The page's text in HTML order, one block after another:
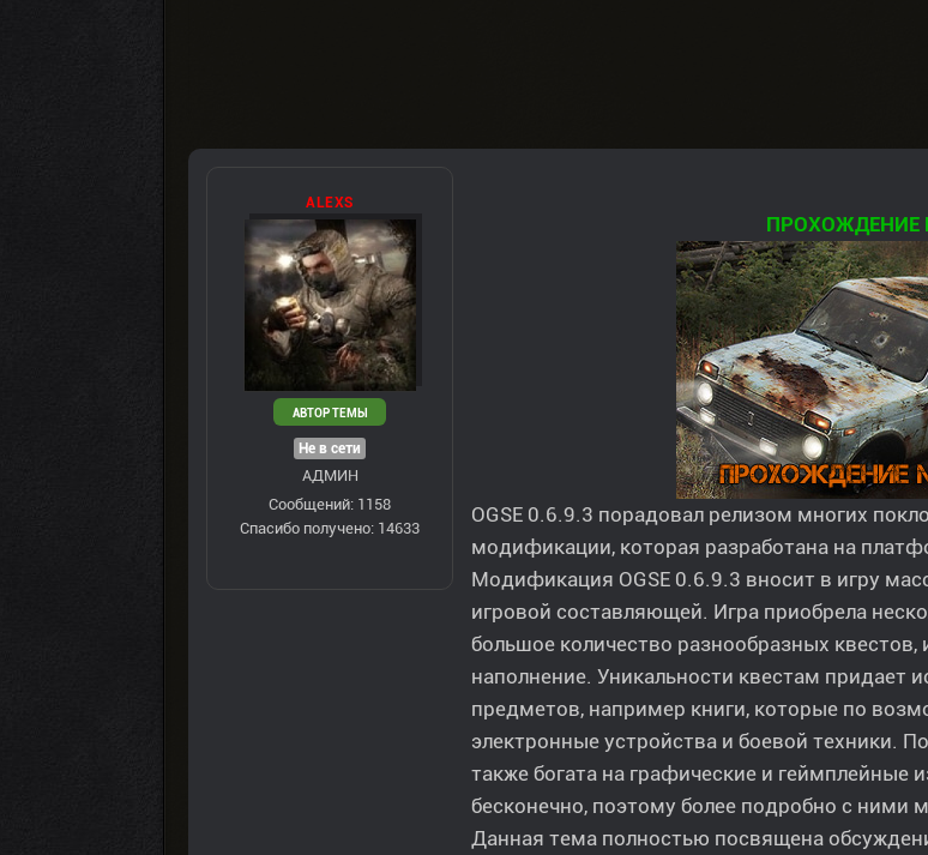
ALEXS
АВТОР ТЕМЫ
Не в сети
АДМИН
Сообщений: 1158
Спасибо получено: 14633
ПРОХОЖДЕНИЕ
OGSE 0.6.9.3 порадовал релизом многих
модификации, которая разработана на
Модификация OGSE 0.6.9.3 вносит в игру
игровой составляющей. Игра приобрела
большое количество разнообразных
наполнение. Уникальности квестам придает
предметов, например книги, которые по
электронные устройства и боевой
также богата на графические и
бесконечно, поэтому более подробно с ними
Данная тема полностью посвящена